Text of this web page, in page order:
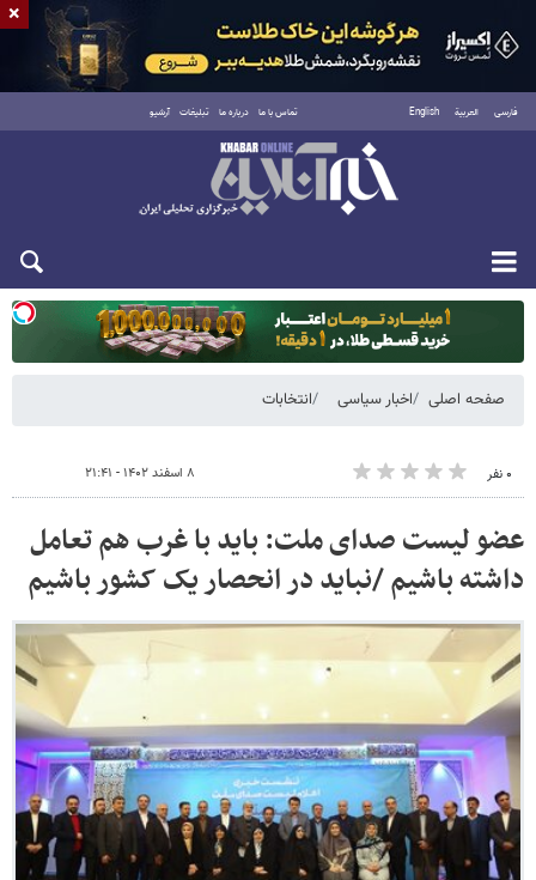
فارسی العربية English تماس با ما درباره ما تبلیغات آرشیو
یکشنبه ۱۸ مرداد ۱۴۰۵
صفحه اصلی اخبار سیاسی انتخابات
۰ نفر ۸ اسفند ۱۴۰۲ - ۲۱:۴۱
عضو لیست صدای ملت: باید با غرب هم تعامل
داشته باشیم /نباید در انحصار یک کشور باشیم
×